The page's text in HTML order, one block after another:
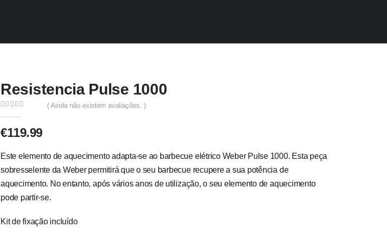
Resistencia Pulse 1000
( Ainda não existem avaliações. )
€119.99
Este elemento de aquecimento adapta-se ao barbecue elétrico Weber Pulse 1000. Esta peça
sobresselente da Weber permitirá que o seu barbecue recupere a sua potência de
aquecimento. No entanto, após vários anos de utilização, o seu elemento de aquecimento
pode partir-se.
Kit de fixação incluído